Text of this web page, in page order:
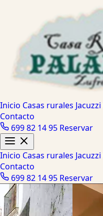
Inicio Casas rurales Jacuzzi
Contacto
699 82 14 95 Reservar
Inicio Casas rurales Jacuzzi
Contacto
699 82 14 95 Reservar